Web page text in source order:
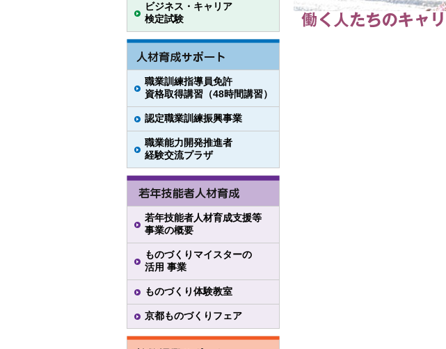
ビジネス・キャリア
検定試験
職業訓練指導員免許
資格取得講習（48時間講習）
認定職業訓練振興事業
職業能力開発推進者
経験交流プラザ
若年技能者人材育成支援等
事業の概要
ものづくりマイスターの
活用 事業
ものづくり体験教室
京都ものづくりフェア